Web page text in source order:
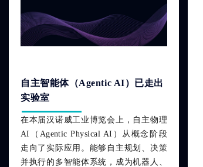
媒体报道
投资者
关于我们
招聘
可持续发展
自主智能体（Agentic AI）已走出
实验室
在本届汉诺威工业博览会上，自主物理
AI（Agentic Physical AI）从概念阶段
走向了实际应用。能够自主规划、决策
并执行的多智能体系统，成为机器人、